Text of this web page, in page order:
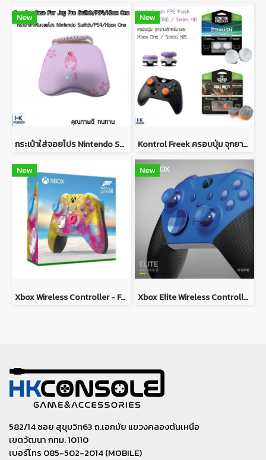
New
กระเป๋าใส่จอยโปร Nintendo Switch /PS4/ Xbox One พกพาสะดวก แข็งแรง คุณภาพดี Case Bag For Joypro Switch/PS4/ Xbox One
New
Kontrol Freek ครอบปุ่ม จุกยาง ดีไซน์สุดเท่ สำหรับใส่ Analog จอย XBOX S|X / XBOX ONE สำหรับสาย FPS
New
Xbox Wireless Controller - Forza Horizon 5 Limited Edition
New
Xbox Elite Wireless Controller Series 2 – Core (Blue)
582/14 ซอย สุขุมวิท63 ถ.เอกมัย แขวงคลองตันเหนือ
เขตวัฒนา กทม. 10110
เบอร์โทร 085-502-2014 (MOBILE)